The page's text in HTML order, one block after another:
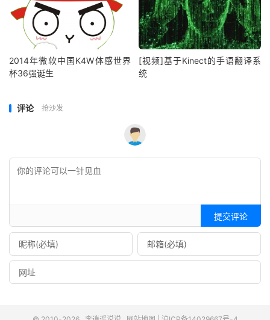
2014年微软中国K4W体感世界
杯36强诞生
[视频]基于Kinect的手语翻译系
统
评论 抢沙发
提交评论